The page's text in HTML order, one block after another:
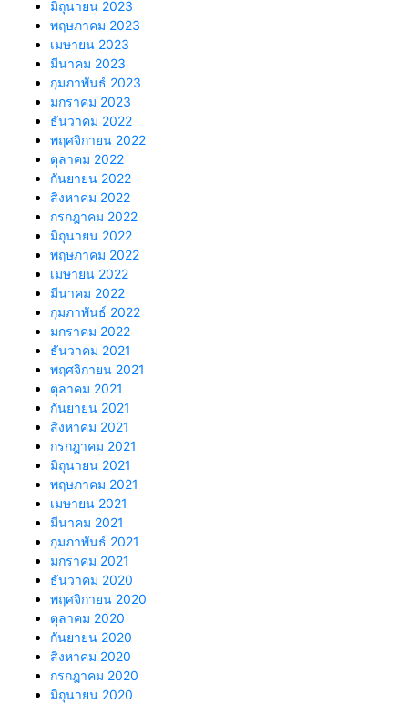
มิถุนายน 2023
พฤษภาคม 2023
เมษายน 2023
มีนาคม 2023
กุมภาพันธ์ 2023
มกราคม 2023
ธันวาคม 2022
พฤศจิกายน 2022
ตุลาคม 2022
กันยายน 2022
สิงหาคม 2022
กรกฎาคม 2022
มิถุนายน 2022
พฤษภาคม 2022
เมษายน 2022
มีนาคม 2022
กุมภาพันธ์ 2022
มกราคม 2022
ธันวาคม 2021
พฤศจิกายน 2021
ตุลาคม 2021
กันยายน 2021
สิงหาคม 2021
กรกฎาคม 2021
มิถุนายน 2021
พฤษภาคม 2021
เมษายน 2021
มีนาคม 2021
กุมภาพันธ์ 2021
มกราคม 2021
ธันวาคม 2020
พฤศจิกายน 2020
ตุลาคม 2020
กันยายน 2020
สิงหาคม 2020
กรกฎาคม 2020
มิถุนายน 2020